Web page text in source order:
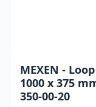
MEXEN -
1000 x 375
350-00-20